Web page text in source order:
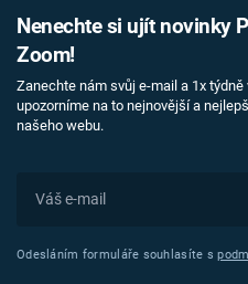
Nenechte si ujít novinky
Zoom!
Zanechte nám svůj e-mail a 1x týdně
upozorníme na to nejnovější a
našeho webu.
Odesláním formuláře souhlasíte s